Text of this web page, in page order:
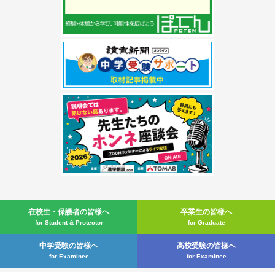
在校生・ 保護者の皆様へ
for Student & Protector
卒業生の皆様へ
for Graduate
中学受験の皆様へ
for Examinee
高校受験の皆様へ
for Examinee